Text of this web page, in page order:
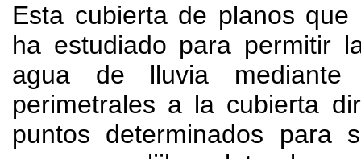
Esta cubierta de planos
ha estudiado para permitir
agua de lluvia
perimetrales a la cubierta
puntos determinados para